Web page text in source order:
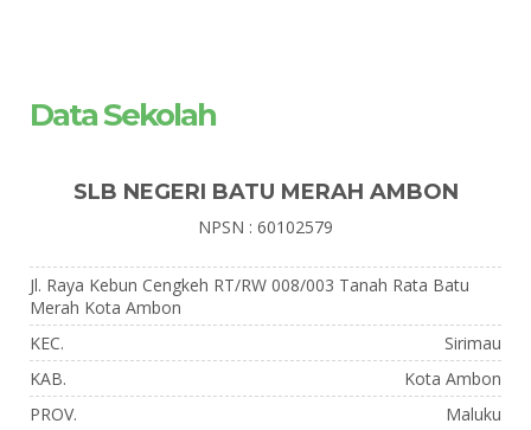
Data Sekolah
SLB NEGERI BATU MERAH AMBON
NPSN : 60102579
Jl. Raya Kebun Cengkeh RT/RW 008/003 Tanah Rata Batu
Merah Kota Ambon
KEC.
Sirimau
KAB.
Kota Ambon
PROV.
Maluku